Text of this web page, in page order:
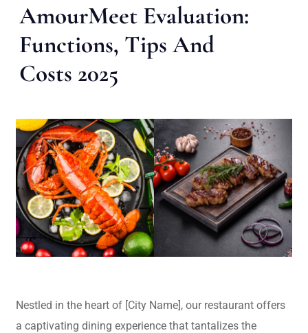
AmourMeet Evaluation:
Functions, Tips And
Costs 2025
Nestled in the heart of [City Name], our restaurant offers
a captivating dining experience that tantalizes the